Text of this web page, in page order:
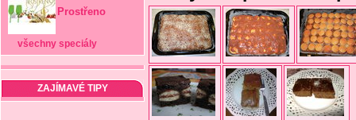
Prostřeno
všechny speciály
ZAJÍMAVÉ TIPY